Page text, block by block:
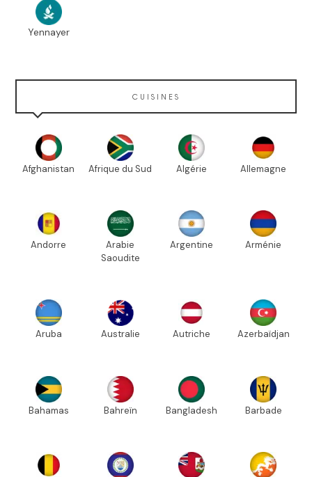
Yennayer
CUISINES
Afghanistan Afrique du Sud Algérie Allemagne
Andorre
Arabie
Saoudite
Argentine Arménie
Aruba Australie Autriche Azerbaïdjan
Bahamas Bahreïn Bangladesh Barbade